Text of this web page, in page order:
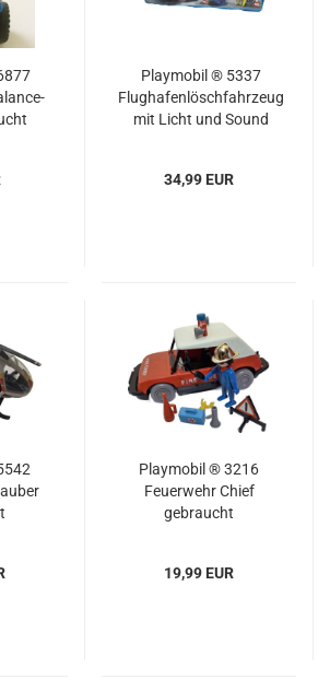
Playmobil ® 5337
Flughafenlöschfahrzeug
mit Licht und Sound
34,99 EUR
Playmobil ® 3216
Feuerwehr Chief
gebraucht
19,99 EUR